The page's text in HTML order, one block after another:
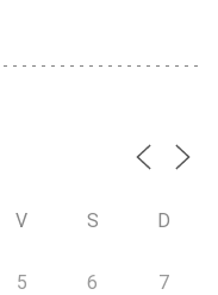
V S D
5 6 7